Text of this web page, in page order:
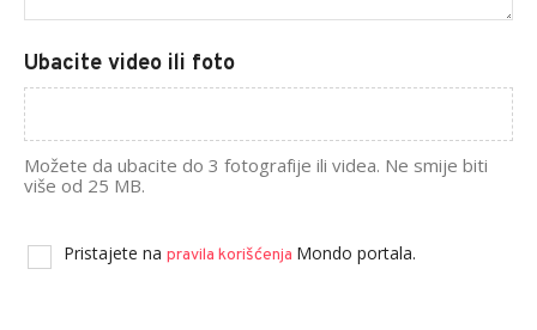
Ubacite video ili foto
Možete da ubacite do 3 fotografije ili videa. Ne smije biti
više od 25 MB.
Pristajete na pravila korišćenja Mondo portala.